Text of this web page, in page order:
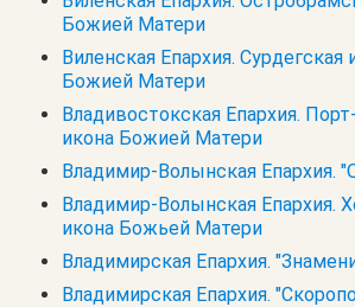
Божией Матери
Виленская Епархия. Сурдегская
Божией Матери
Владивостокская Епархия.
икона Божией Матери
Владимир-Волынская Епархия.
Владимир-Волынская Епархия.
икона Божьей Матери
Владимирская Епархия.
Владимирская Епархия.